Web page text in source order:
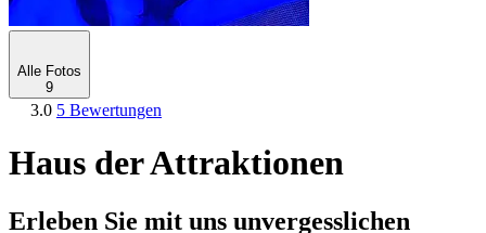
Alle Fotos
9
3.0 5 Bewertungen
Haus der Attraktionen
Erleben Sie mit uns unvergesslichen